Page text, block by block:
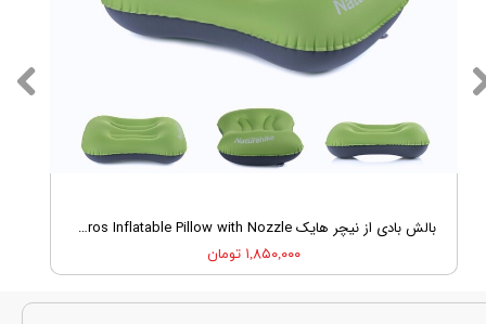
بالش بادی از نیچر هایک Nature Hike NH17T013-Z Lightweight TPU Aeoros Inflatable Pillow with Nozzle
۱,۸۵۰,۰۰۰ تومان